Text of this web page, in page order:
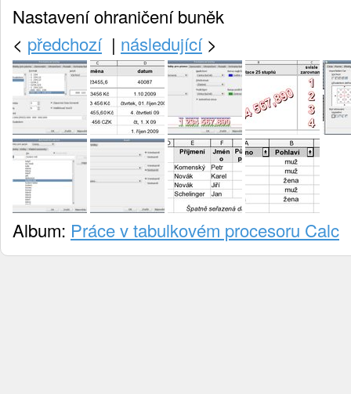
Nastavení ohraničení buněk
< předchozí| následující>
Album: Práce v tabulkovém procesoru Calc